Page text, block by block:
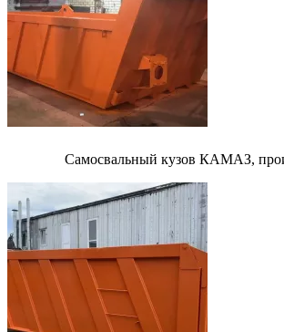
Самосвальный кузов КАМАЗ,